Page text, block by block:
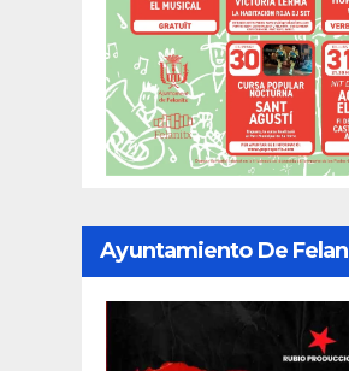
Ayuntamiento De